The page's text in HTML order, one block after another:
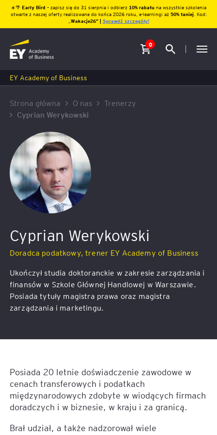
☀️🌴 Early Bird – zapisz się do 31 sierpnia i odbierz10% rabatu na wszystkie szkolenia
otwarte z naszej oferty realizowane do końca 2026 roku, e-learningi aż 50% taniej. Kod:
Wakacje26″ | Sprawdź szczegóły!
0
EY Academy of Business
Strona główna O nas
Trenerzy
Cyprian Werykowski
Cyprian Werykowski
Doradca podatkowy, trener EY Academy of Business
Ukończył studia doktoranckie w zakresie zarządzania i
finansów w Szkole Głównej Handlowej w Warszawie.
Posiada tytuły magistra prawa oraz magistra
zarządzania i marketingu.
Posiada 20 letnie doświadczenie zawodowe w
cenach transferowych i podatkach
międzynarodowych zdobyte w wiodących firmach
doradczych i w biznesie, w kraju i za granicą.
Brał udział, a także nadzorował wiele